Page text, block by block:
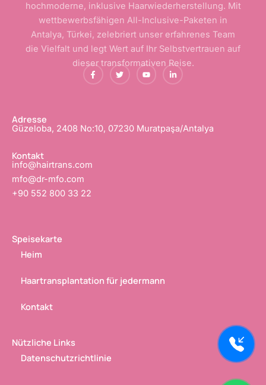
hochmoderne, inklusive Haarwiederherstellung. Mit
wettbewerbsfähigen All-Inclusive-Paketen in
Antalya, Türkei, zelebriert unser erfahrenes Team
die Vielfalt und legt Wert auf Ihr Selbstvertrauen auf
dieser transformativen Reise.
F
a
c
-
T
w
i
Y
o
u
L
i
n
-
Adresse
Güzeloba, 2408 No:10, 07230 Muratpaşa/Antalya
Kontakt
info@hairtrans.com
mfo@dr-mfo.com
+90 552 800 33 22
Speisekarte
Heim
Haartransplantation für jedermann
Kontakt
Nützliche Links
Datenschutzrichtlinie